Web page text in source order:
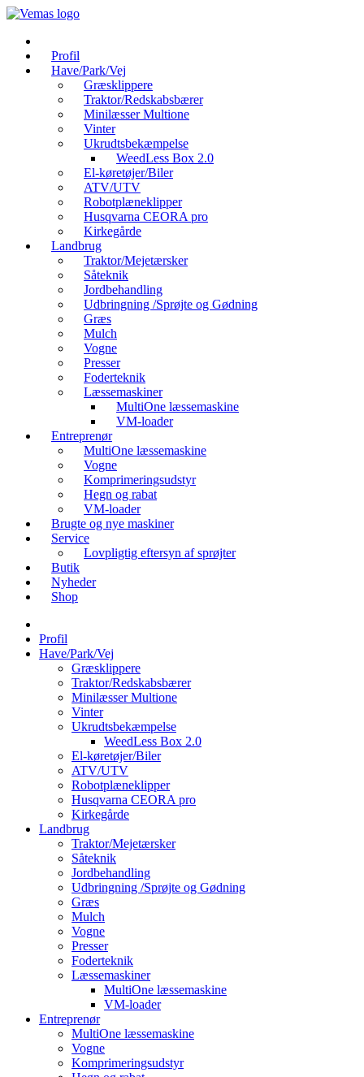
Videre
indhold
Profil
Have/Park/Vej
Græsklippere
Traktor/Redskabsbærer
Minilæsser Multione
Vinter
Ukrudtsbekæmpelse
WeedLess Box 2.0
El-køretøjer/Biler
ATV/UTV
Robotplæneklipper
Husqvarna CEORA pro
Kirkegårde
Landbrug
Traktor/Mejetærsker
Såteknik
Jordbehandling
Udbringning /Sprøjte og Gødning
Græs
Mulch
Vogne
Presser
Foderteknik
Læssemaskiner
MultiOne læssemaskine
VM-loader
Entreprenør
MultiOne læssemaskine
Vogne
Komprimeringsudstyr
Hegn og rabat
VM-loader
Brugte og nye maskiner
Service
Lovpligtig eftersyn af sprøjter
Butik
Nyheder
Shop
Profil
Have/Park/Vej
Græsklippere
Traktor/Redskabsbærer
Minilæsser Multione
Vinter
Ukrudtsbekæmpelse
WeedLess Box 2.0
El-køretøjer/Biler
ATV/UTV
Robotplæneklipper
Husqvarna CEORA pro
Kirkegårde
Landbrug
Traktor/Mejetærsker
Såteknik
Jordbehandling
Udbringning /Sprøjte og Gødning
Græs
Mulch
Vogne
Presser
Foderteknik
Læssemaskiner
MultiOne læssemaskine
VM-loader
Entreprenør
MultiOne læssemaskine
Vogne
Komprimeringsudstyr